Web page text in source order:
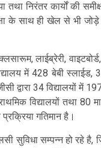
तथा निरंतर कार्यों की
के साथ ही खेल से भी
लाईब्रेरी,
में 428 बेबी स्लाईड,
द्वारा 34 विद्यालयों में
विद्यालयों तथा 80
गतिमान है।
सुविधा सम्पन्न हो रहे